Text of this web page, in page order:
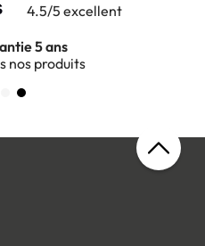
4.5/5 excellent
Satisfait ou remboursé
pendant 30 jours